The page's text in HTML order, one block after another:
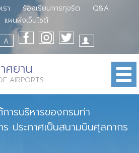
า ร้องเรียนการทุจริต
Q&A
แผนผังเว็บไซต์
A
ศยาน
AIRPORTS
ารบริหารของกรมท่า
ประกาศเป็นสนามบินศุลกากร